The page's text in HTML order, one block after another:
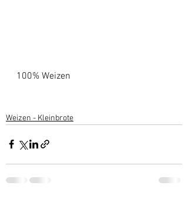
100% Weizen
Weizen - Kleinbrote